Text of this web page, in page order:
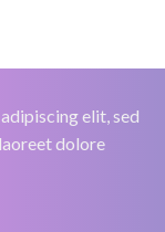
elit, sed
dolore